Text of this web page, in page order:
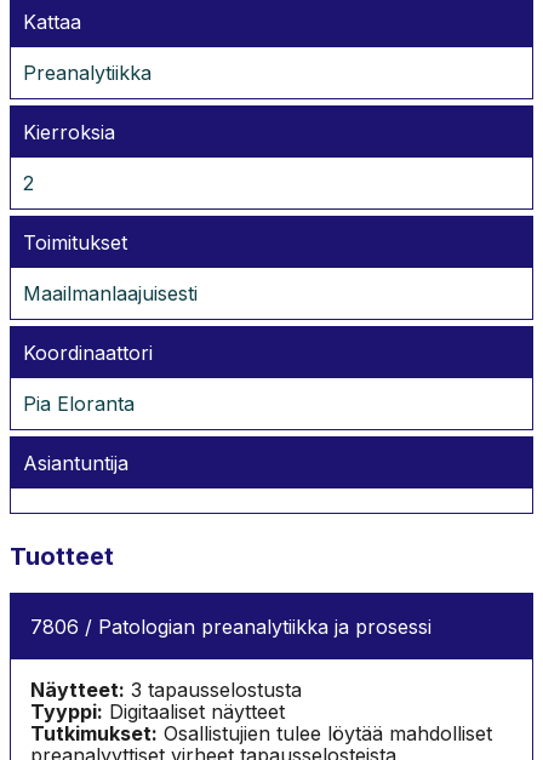
Kattaa
Preanalytiikka
Kierroksia
2
Toimitukset
Maailmanlaajuisesti
Koordinaattori
Pia Eloranta
Asiantuntija
Tuotteet
7806 / Patologian preanalytiikka ja prosessi
Näytteet: 3 tapausselostusta
Tyyppi: Digitaaliset näytteet
Tutkimukset: Osallistujien tulee löytää mahdolliset